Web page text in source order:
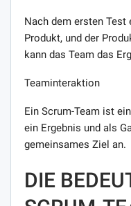
Nach dem ersten
Produkt, und der
kann das Team das
Teaminteraktion
Ein Scrum-Team ist
ein Ergebnis und als
gemeinsames Ziel an.
DIE